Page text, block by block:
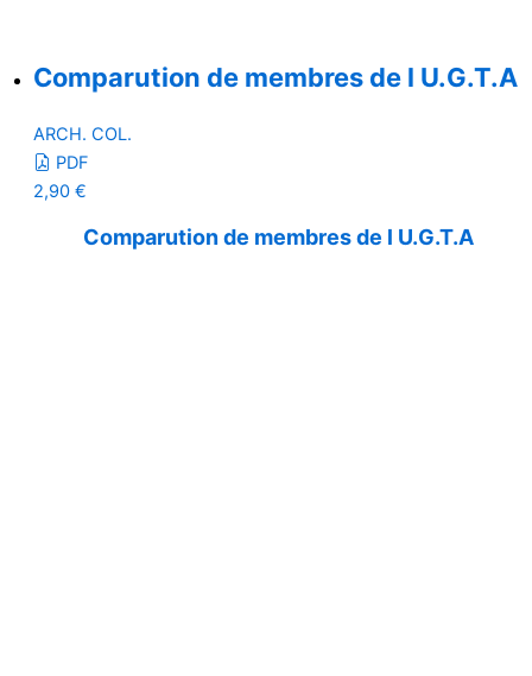
Comparution de membres de l U.G.T.A
ARCH. COL.
PDF
2,90 €
Comparution de membres de l U.G.T.A